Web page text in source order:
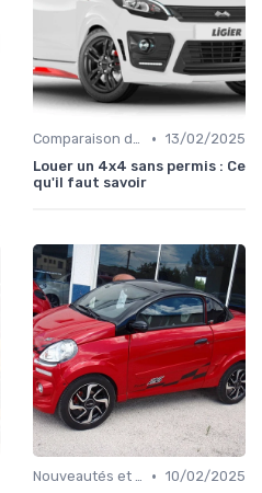
Comparaison des Modèles • 13/02/2025
Louer un 4x4 sans permis : Ce
qu'il faut savoir
Nouveautés et Tendances • 10/02/2025